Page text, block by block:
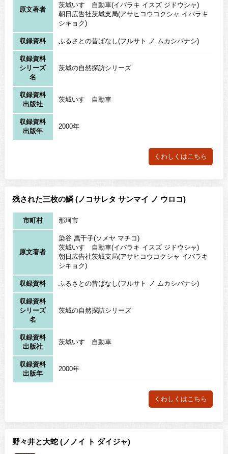
原文著者
茨城いすゞ自動車(イバラキ イスズ ジドウシャ)
朝日広告社茨城支局(アサヒコウコクシャ イバラキ
シキョク)
収録資料 ふるさとの昔ばなし(フルサト ノ ムカシバナシ)
収録資料
シリーズ
名
茨城の自然探訪シリーズ
収録資料
出版社
茨城いすゞ自動車
収録資料
出版年
2000年
くわしくはこちら
残された三枚の鱗 (ノコサレタ サンマイ ノ ウロコ)
市町村 那珂市
原文著者
染谷 萬千子(ソメヤ マチコ)
茨城いすゞ自動車(イバラキ イスズ ジドウシャ)
朝日広告社茨城支局(アサヒコウコクシャ イバラキ
シキョク)
収録資料 ふるさとの昔ばなし(フルサト ノ ムカシバナシ)
収録資料
シリーズ
名
茨城の自然探訪シリーズ
収録資料
出版社
茨城いすゞ自動車
収録資料
出版年
2000年
くわしくはこちら
野々井と大蛇 (ノノイ ト ダイジャ)